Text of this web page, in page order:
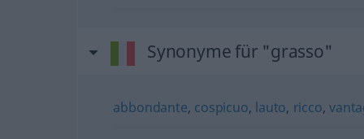
Synonyme für "grasso"
abbondante, cospicuo, lauto, ricco,